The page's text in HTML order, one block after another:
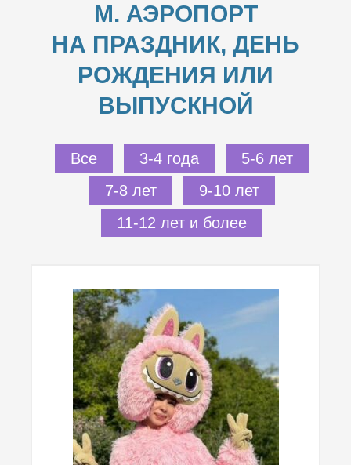
М. АЭРОПОРТ
НА ПРАЗДНИК, ДЕНЬ
РОЖДЕНИЯ ИЛИ
ВЫПУСКНОЙ
Все 3-4 года
5-6 лет
7-8 лет
9-10 лет
11-12 лет и более